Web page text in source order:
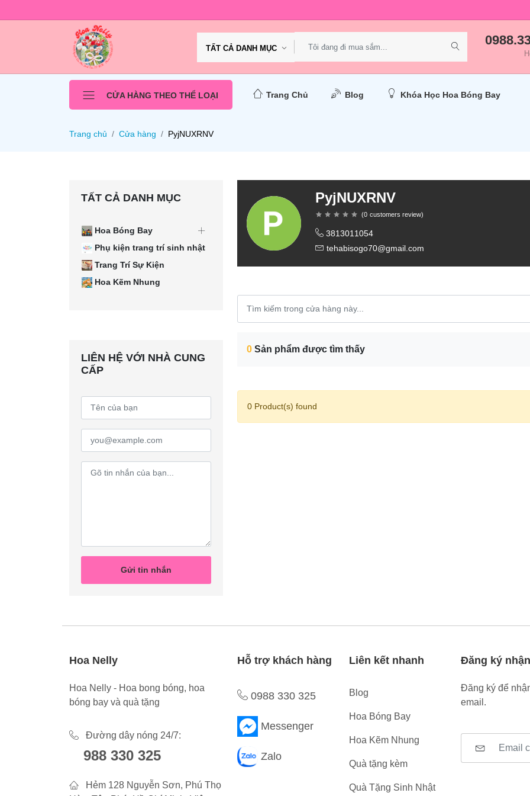
TẤT CẢ DANH MỤC
CỬA HÀNG THEO THỂ LOẠI Trang Chủ Blog Khóa Học Hoa Bóng Bay
Trang chủ Cửa hàng PyjNUXRNV
TẤT CẢ DANH MỤC
Hoa Bóng Bay
Phụ kiện trang trí sinh nhật
Trang Trí Sự Kiện
Hoa Kẽm Nhung
LIÊN HỆ VỚI NHÀ CUNG
CẤP
Gửi tin nhắn
PyjNUXRNV
(0 customers review)
3813011054
tehabisogo70@gmail.com
0 Sản phẩm được tìm thấy
0 Product(s) found
Hoa Nelly
Hoa Nelly - Hoa bong bóng, hoa
bóng bay và quà tặng
Đường dây nóng 24/7:
988 330 325
Hẻm 128 Nguyễn Sơn, Phú Thọ
Hỗ trợ khách hàng
0988 330 325
Messenger
Zalo
Liên kết nhanh
Blog
Hoa Bóng Bay
Hoa Kẽm Nhung
Quà tặng kèm
Quà Tặng Sinh Nhật
Đăng ký
Đăng ký để
email.